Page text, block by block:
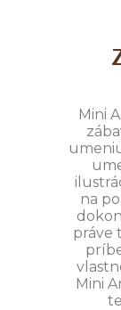
Mini
na
práve
Mini